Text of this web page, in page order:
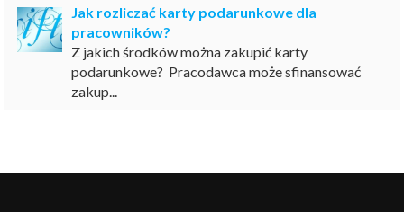
Jak rozliczać karty podarunkowe dla
pracowników?
Z jakich środków można zakupić karty
podarunkowe? Pracodawca może sfinansować
zakup...